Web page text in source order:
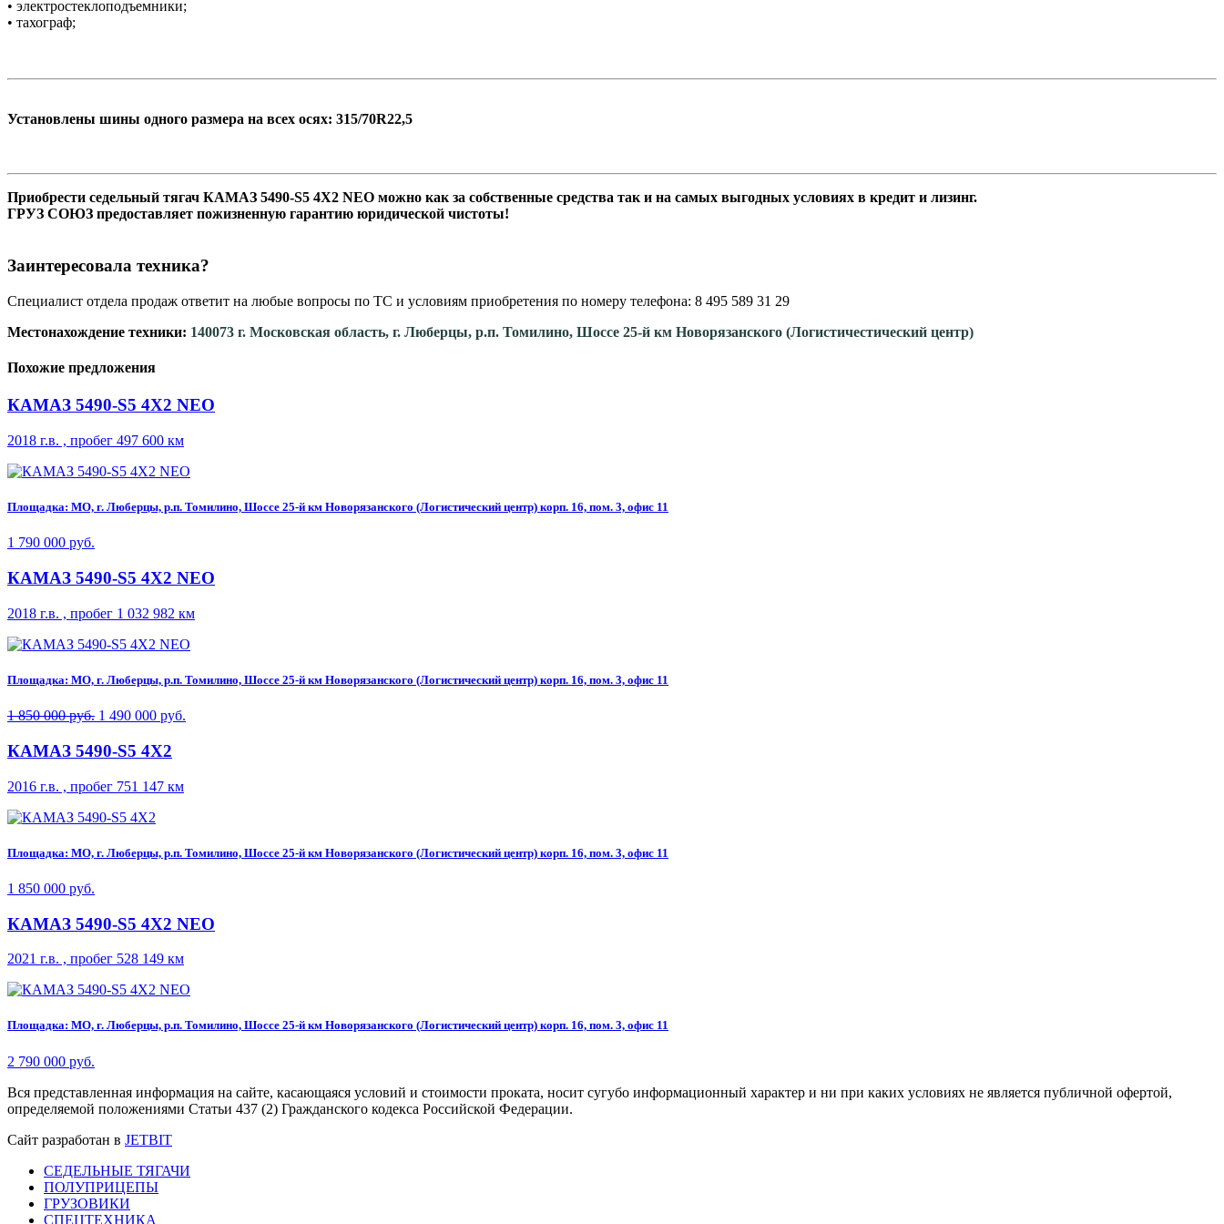
• электростеклоподъемники;
• тахограф;
Установлены шины одного размера на всех осях: 315/70R22,5
Приобрести седельный тягач КАМАЗ 5490-S5 4Х2 NEO можно как за собственные средства так и на самых выгодных условиях в кредит и лизинг.
ГРУЗ СОЮЗ предоставляет пожизненную гарантию юридической чистоты!
Заинтересовала техника?
Специалист отдела продаж ответит на любые вопросы по ТС и условиям приобретения по номеру телефона: 8 495 589 31 29
Местонахождение техники: 140073 г. Московская область, г. Люберцы, р.п. Томилино, Шоссе 25-й км Новорязанского (Логистичестический центр)
Похожие предложения
КАМАЗ 5490-S5 4Х2 NEO
2018 г.в. , пробег 497 600 км
Площадка: МО, г. Люберцы, р.п. Томилино, Шоссе 25-й км Новорязанского (Логистический центр) корп. 16, пом. 3, офис 11
1 790 000 руб.
КАМАЗ 5490-S5 4Х2 NEO
2018 г.в. , пробег 1 032 982 км
Площадка: МО, г. Люберцы, р.п. Томилино, Шоссе 25-й км Новорязанского (Логистический центр) корп. 16, пом. 3, офис 11
1 850 000 руб. 1 490 000 руб.
КАМАЗ 5490-S5 4Х2
2016 г.в. , пробег 751 147 км
Площадка: МО, г. Люберцы, р.п. Томилино, Шоссе 25-й км Новорязанского (Логистический центр) корп. 16, пом. 3, офис 11
1 850 000 руб.
КАМАЗ 5490-S5 4Х2 NEO
2021 г.в. , пробег 528 149 км
Площадка: МО, г. Люберцы, р.п. Томилино, Шоссе 25-й км Новорязанского (Логистический центр) корп. 16, пом. 3, офис 11
2 790 000 руб.
Вся представленная информация на сайте, касающаяся условий и стоимости проката, носит сугубо информационный характер и ни при каких условиях не является публичной офертой,
определяемой положениями Статьи 437 (2) Гражданского кодекса Российской Федерации.
Сайт разработан в JETBIT
СЕДЕЛЬНЫЕ ТЯГАЧИ
ПОЛУПРИЦЕПЫ
ГРУЗОВИКИ
СПЕЦТЕХНИКА